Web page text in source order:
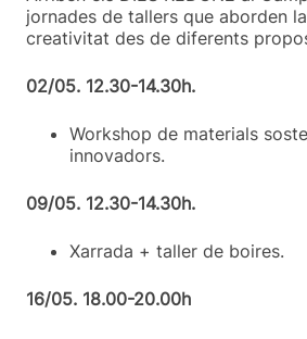
jornades de tallers que aborden
creativitat des de diferents
02/05. 12.30-14.30h.
Workshop de materials
innovadors.
09/05. 12.30-14.30h.
Xarrada + taller de boires.
16/05. 18.00-20.00h